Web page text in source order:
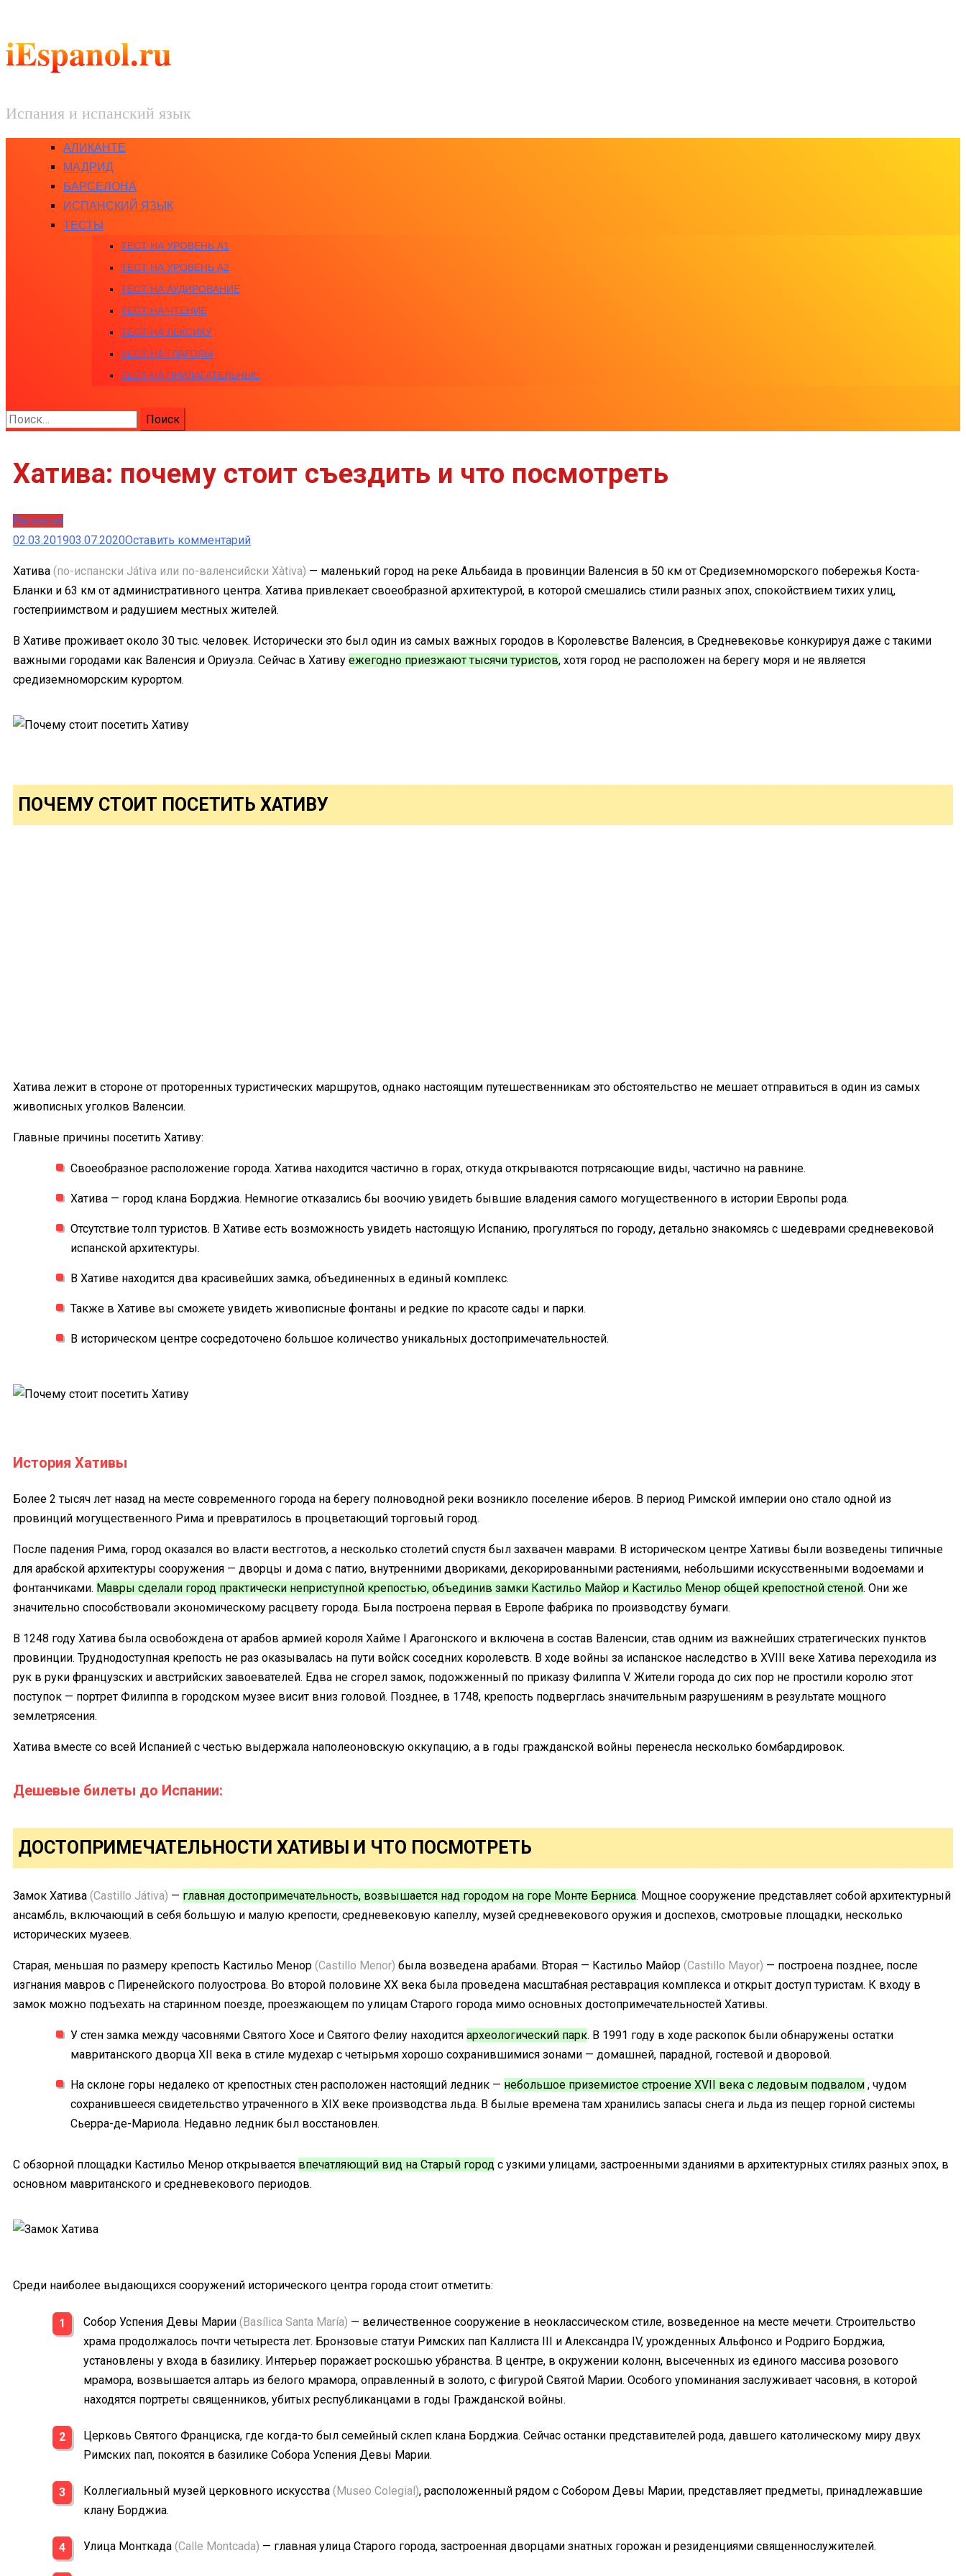
iEspanol.ru
Испания и испанский язык
АЛИКАНТЕ
МАДРИД
БАРСЕЛОНА
ИСПАНСКИЙ ЯЗЫК
ТЕСТЫ
ТЕСТ НА УРОВЕНЬ A1
ТЕСТ НА УРОВЕНЬ A2
ТЕСТ НА АУДИРОВАНИЕ
ТЕСТ НА ЧТЕНИЕ
ТЕСТ НА ЛЕКСИКУ
ТЕСТ НА ГЛАГОЛЫ
ТЕСТ НА ПРИЛАГАТЕЛЬНЫЕ
Найти:
Хатива: почему стоит съездить и что посмотреть
Валенсия
02.03.201903.07.2020Оставить комментарийк
почему
стоит
съездить
и
что
Хатива (по-испански Játiva или по-валенсийски Xàtiva) — маленький город на реке Альбаида в провинции Валенсия в 50 км от Средиземноморского побережья Коста-
Бланки и 63 км от административного центра. Хатива привлекает своеобразной архитектурой, в которой смешались стили разных эпох, спокойствием тихих улиц,
гостеприимством и радушием местных жителей.
В Хативе проживает около 30 тыс. человек. Исторически это был один из самых важных городов в Королевстве Валенсия, в Средневековье конкурируя даже с такими
важными городами как Валенсия и Ориуэла. Сейчас в Хативу ежегодно приезжают тысячи туристов, хотя город не расположен на берегу моря и не является
средиземноморским курортом.
ПОЧЕМУ СТОИТ ПОСЕТИТЬ ХАТИВУ
Хатива лежит в стороне от проторенных туристических маршрутов, однако настоящим путешественникам это обстоятельство не мешает отправиться в один из самых
живописных уголков Валенсии.
Главные причины посетить Хативу:
Своеобразное расположение города. Хатива находится частично в горах, откуда открываются потрясающие виды, частично на равнине.
Хатива — город клана Борджиа. Немногие отказались бы воочию увидеть бывшие владения самого могущественного в истории Европы рода.
Отсутствие толп туристов. В Хативе есть возможность увидеть настоящую Испанию, прогуляться по городу, детально знакомясь с шедеврами средневековой
испанской архитектуры.
В Хативе находится два красивейших замка, объединенных в единый комплекс.
Также в Хативе вы сможете увидеть живописные фонтаны и редкие по красоте сады и парки.
В историческом центре сосредоточено большое количество уникальных достопримечательностей.
История Хативы
Более 2 тысяч лет назад на месте современного города на берегу полноводной реки возникло поселение иберов. В период Римской империи оно стало одной из
провинций могущественного Рима и превратилось в процветающий торговый город.
После падения Рима, город оказался во власти вестготов, а несколько столетий спустя был захвачен маврами. В историческом центре Хативы были возведены типичные
для арабской архитектуры сооружения — дворцы и дома с патио, внутренними двориками, декорированными растениями, небольшими искусственными водоемами и
фонтанчиками. Мавры сделали город практически неприступной крепостью, объединив замки Кастильо Майор и Кастильо Менор общей крепостной стеной. Они же
значительно способствовали экономическому расцвету города. Была построена первая в Европе фабрика по производству бумаги.
В 1248 году Хатива была освобождена от арабов армией короля Хайме I Арагонского и включена в состав Валенсии, став одним из важнейших стратегических пунктов
провинции. Труднодоступная крепость не раз оказывалась на пути войск соседних королевств. В ходе войны за испанское наследство в XVIII веке Хатива переходила из
рук в руки французских и австрийских завоевателей. Едва не сгорел замок, подожженный по приказу Филиппа V. Жители города до сих пор не простили королю этот
поступок — портрет Филиппа в городском музее висит вниз головой. Позднее, в 1748, крепость подверглась значительным разрушениям в результате мощного
землетрясения.
Хатива вместе со всей Испанией с честью выдержала наполеоновскую оккупацию, а в годы гражданской войны перенесла несколько бомбардировок.
Дешевые билеты до Испании:
ДОСТОПРИМЕЧАТЕЛЬНОСТИ ХАТИВЫ И ЧТО ПОСМОТРЕТЬ
Замок Хатива (Castillo Játiva) — главная достопримечательность, возвышается над городом на горе Монте Берниса. Мощное сооружение представляет собой архитектурный
ансамбль, включающий в себя большую и малую крепости, средневековую капеллу, музей средневекового оружия и доспехов, смотровые площадки, несколько
исторических музеев.
Старая, меньшая по размеру крепость Кастильо Менор (Castillo Menor) была возведена арабами. Вторая — Кастильо Майор (Castillo Mayor) — построена позднее, после
изгнания мавров с Пиренейского полуострова. Во второй половине XX века была проведена масштабная реставрация комплекса и открыт доступ туристам. К входу в
замок можно подъехать на старинном поезде, проезжающем по улицам Старого города мимо основных достопримечательностей Хативы.
У стен замка между часовнями Святого Хосе и Святого Фелиу находится археологический парк. В 1991 году в ходе раскопок были обнаружены остатки
мавританского дворца XII века в стиле мудехар с четырьмя хорошо сохранившимися зонами — домашней, парадной, гостевой и дворовой.
На склоне горы недалеко от крепостных стен расположен настоящий ледник — небольшое приземистое строение XVII века с ледовым подвалом , чудом
сохранившееся свидетельство утраченного в XIX веке производства льда. В былые времена там хранились запасы снега и льда из пещер горной системы
Сьерра-де-Мариола. Недавно ледник был восстановлен.
С обзорной площадки Кастильо Менор открывается впечатляющий вид на Старый город с узкими улицами, застроенными зданиями в архитектурных стилях разных эпох, в
основном мавританского и средневекового периодов.
Среди наиболее выдающихся сооружений исторического центра города стоит отметить:
Собор Успения Девы Марии (Basílica Santa María) — величественное сооружение в неоклассическом стиле, возведенное на месте мечети. Строительство
храма продолжалось почти четыреста лет. Бронзовые статуи Римских пап Каллиста III и Александра IV, урожденных Альфонсо и Родриго Борджиа,
установлены у входа в базилику. Интерьер поражает роскошью убранства. В центре, в окружении колонн, высеченных из единого массива розового
мрамора, возвышается алтарь из белого мрамора, оправленный в золото, с фигурой Святой Марии. Особого упоминания заслуживает часовня, в которой
находятся портреты священников, убитых республиканцами в годы Гражданской войны.
Церковь Святого Франциска, где когда-то был семейный склеп клана Борджиа. Сейчас останки представителей рода, давшего католическому миру двух
Римских пап, покоятся в базилике Собора Успения Девы Марии.
Коллегиальный музей церковного искусства (Museo Colegial), расположенный рядом с Собором Девы Марии, представляет предметы, принадлежавшие
клану Борджиа.
Улица Монткада (Calle Montcada) — главная улица Старого города, застроенная дворцами знатных горожан и резиденциями священнослужителей.